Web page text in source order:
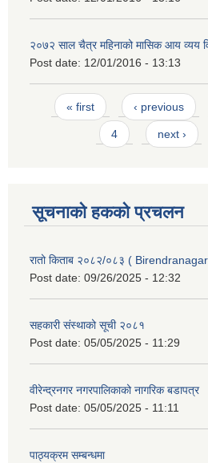
२०७२ साल चैत्र महिनाको मासिक आय व्यय
Post date: 12/01/2016 - 13:13
Pages
« first ‹ previous
4 next ›
सूचनाको हकको प्रचलन
रातो किताब २०८२/०८३ (
Post date: 09/26/2025 - 12:32
सहकारी संस्थाको सूची २०८१
Post date: 05/05/2025 - 11:29
वीरेन्द्रनगर नगरपालिकाको नागरिक बडापत्र
Post date: 05/05/2025 - 11:11
पाठ्यक्रम सम्बन्धमा